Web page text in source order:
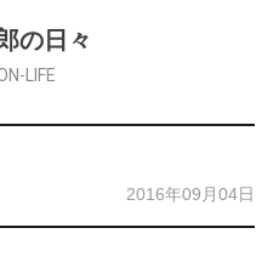
の日々
LIFE
2016年09月04日